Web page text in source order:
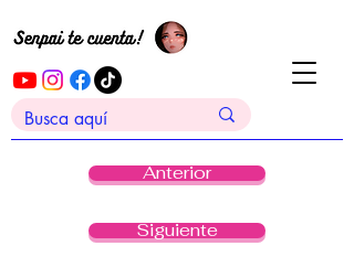
Anterior
Siguiente